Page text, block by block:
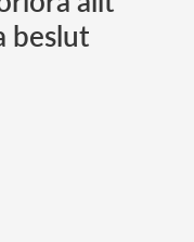
beslut